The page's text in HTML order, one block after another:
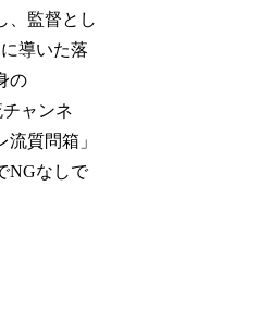
、監督とし
導いた落
の
ャンネ
質問箱」
NGなしで